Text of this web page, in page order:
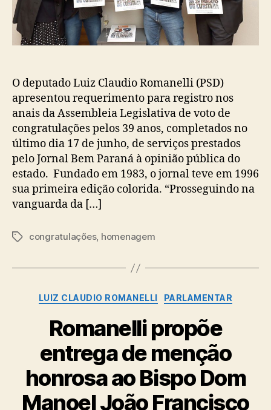
O deputado Luiz Claudio Romanelli (PSD)
apresentou requerimento para registro nos
anais da Assembleia Legislativa de voto de
congratulações pelos 39 anos, completados no
último dia 17 de junho, de serviços prestados
pelo Jornal Bem Paraná à opinião pública do
estado. Fundado em 1983, o jornal teve em 1996
sua primeira edição colorida. “Prosseguindo na
vanguarda da […]
Tagscongratulações, homenagem
Categorias
LUIZ CLAUDIO ROMANELLI PARLAMENTAR
Romanelli propõe
entrega de menção
honrosa ao Bispo Dom
Manoel João Francisco